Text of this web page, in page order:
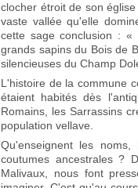
clocher étroit de son
vaste vallée qu'elle
cette sage conclusion :
grands sapins du Bois de
silencieuses du Champ
L'histoire de la commune
étaient habités dès
Romains, les Sarrassins
population vellave.
Qu'enseignent les
coutumes ancestrales ?
Malivaux, nous font